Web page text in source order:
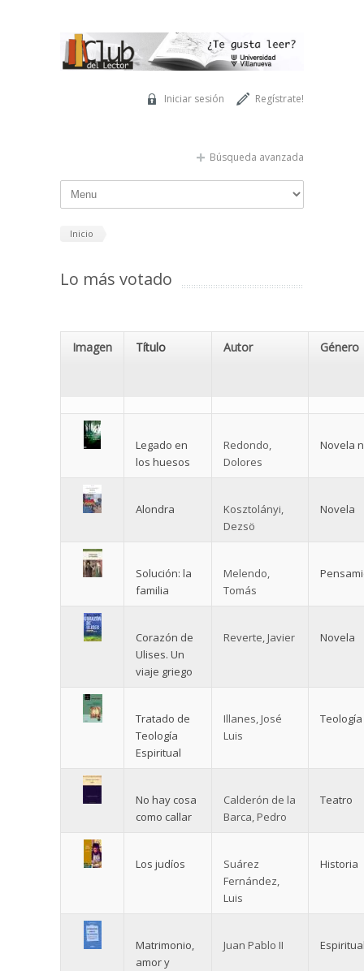
Regístrate!
Iniciar sesión
Búsqueda avanzada
Inicio
Lo más votado
Imagen Título Autor Género
Legado en
los huesos
Redondo,
Dolores
Novela
Alondra
Kosztolányi,
Dezsö
Novela
Solución: la
familia
Melendo,
Tomás
Corazón de
Ulises. Un
viaje griego
Reverte, Javier Novela
Tratado de
Teología
Espiritual
Illanes, José
Luis
Teología
No hay cosa
como callar
Calderón de la
Barca, Pedro
Teatro
Los judíos
Suárez
Fernández,
Luis
Historia
Matrimonio,
amor y
Juan Pablo II